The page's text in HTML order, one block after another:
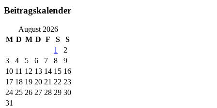
Beitragskalender
August 2026
M D M D F S
S
1
2
3
4 5 6 7 8
9
10 11 12 13 14 15 16
17 18 19 20 21 22 23
24 25 26 27 28 29 30
31